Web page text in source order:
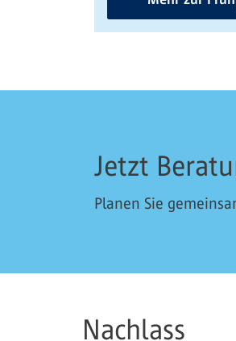
Jetzt
Planen Sie
Nachlass